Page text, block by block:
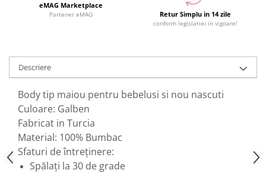
eMAG Marketplace
Partener eMAG Retur Simplu in 14 zile
conform legislatiei in vigoare!
Descriere
Body tip maiou pentru bebelusi si nou nascuti
Culoare: Galben
Fabricat in Turcia
Material: 100% Bumbac
Sfaturi de întreținere:
Spălați la 30 de grade